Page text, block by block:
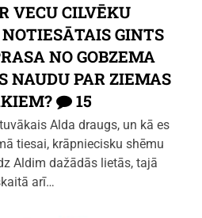
VECU CILVĒKU
GINTS
NO GOBZEMA
NAUDU PAR ZIEMAS
15
Alda draugs, un kā es
tiesai, krāpniecisku shēmu
Aldim dažādās lietās, tajā
arī…